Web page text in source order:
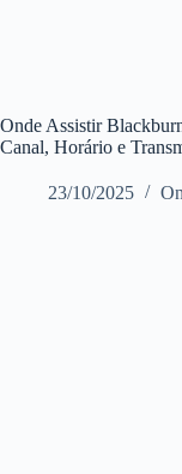
Onde Assistir
Canal, Horário e
23/10/2025